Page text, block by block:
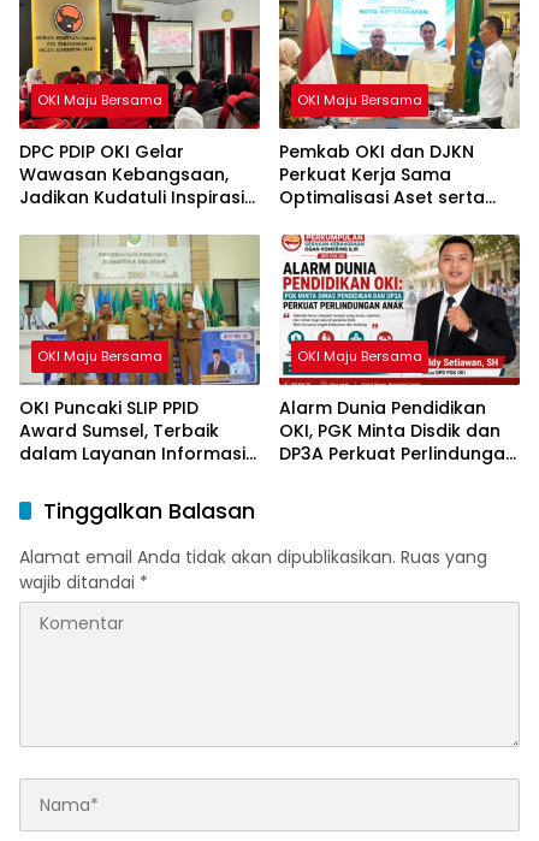
OKI Maju Bersama
DPC PDIP OKI Gelar
Wawasan Kebangsaan,
Jadikan Kudatuli Inspirasi
OKI Maju Bersama
Pemkab OKI dan DJKN
Perkuat Kerja Sama
Optimalisasi Aset serta
OKI Maju Bersama
OKI Puncaki SLIP PPID
Award Sumsel, Terbaik
dalam Layanan Informasi
OKI Maju Bersama
Alarm Dunia Pendidikan
OKI, PGK Minta Disdik dan
DP3A Perkuat Perlindungan
Tinggalkan Balasan
Alamat email Anda tidak akan dipublikasikan. Ruas yang
wajib ditandai *